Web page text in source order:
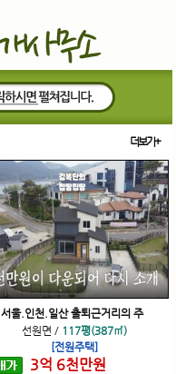
더보기+
서울.인천.일산 출퇴근거리의 주
선원면 / 117평(387㎡)
[전원주택]
3억 6천만원